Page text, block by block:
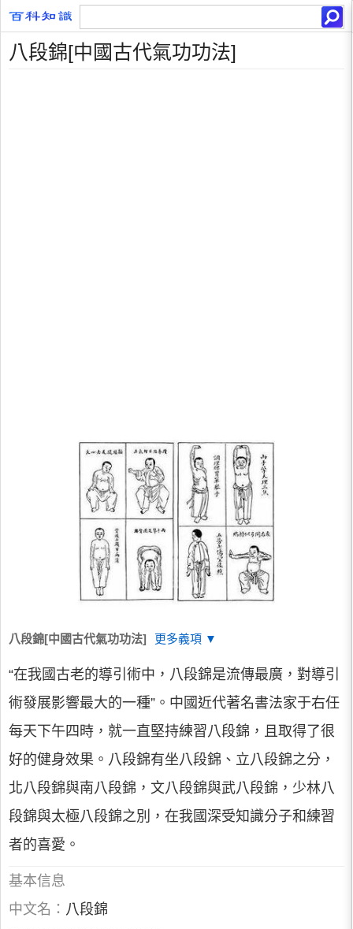
八段錦[中國古代氣功功法]
八段錦[中國古代氣功功法] 更多義項 ▼
“在我國古老的導引術中，八段錦是流傳最廣，對導引
術發展影響最大的一種”。中國近代著名書法家于右任
每天下午四時，就一直堅持練習八段錦，且取得了很
好的健身效果。八段錦有坐八段錦、立八段錦之分，
北八段錦與南八段錦，文八段錦與武八段錦，少林八
段錦與太極八段錦之別，在我國深受知識分子和練習
者的喜愛。
基本信息
中文名： 八段錦